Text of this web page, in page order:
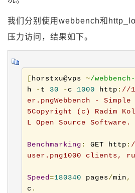
我们分别使用webbench和
压力访问，结果如下。
[horstxu@vps ~/
h
-t 30 -c 1000 http : //
er.pngWebbench - Simple
5Copyright (c) Radim
L Open Source Software.
Benchmarking : GET http :
user.png1000 clients,
Speed=180340 pages/min,
c .